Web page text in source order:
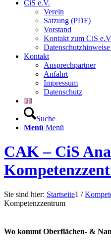
CiS e.V.
Verein
Satzung (PDF)
Vorstand
Kontakt zum CiS
Kontakt
Ansprechpartner
Anfahrt
Impressum
Datenschutz
Suche
Menü Menü
CAK – CiS
Sie sind hier: Startseite1 /
Kompetenzzentrum
Wo kommt Oberflächen- &